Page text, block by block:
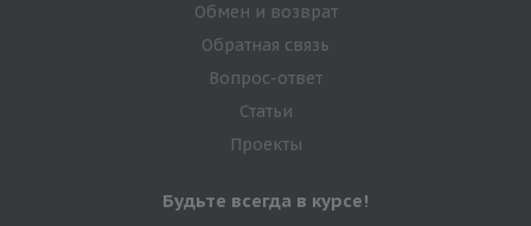
Обмен и возврат
Обратная связь
Вопрос-ответ
Статьи
Проекты
Будьте всегда в курсе!